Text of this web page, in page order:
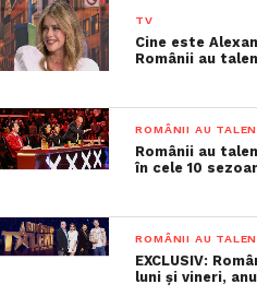
TV
Cine este
Românii au
ROMÂNII AU
Românii au
în cele 10
ROMÂNII AU
EXCLUSIV:
luni și vineri,